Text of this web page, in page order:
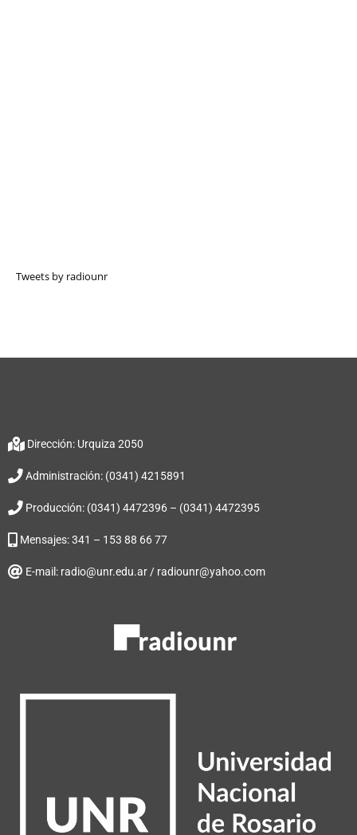
Tweets by radiounr
Dirección: Urquiza 2050
Administración: (0341) 4215891
Producción: (0341) 4472396 – (0341) 4472395
Mensajes: 341 – 153 88 66 77
E-mail: radio@unr.edu.ar / radiounr@yahoo.com